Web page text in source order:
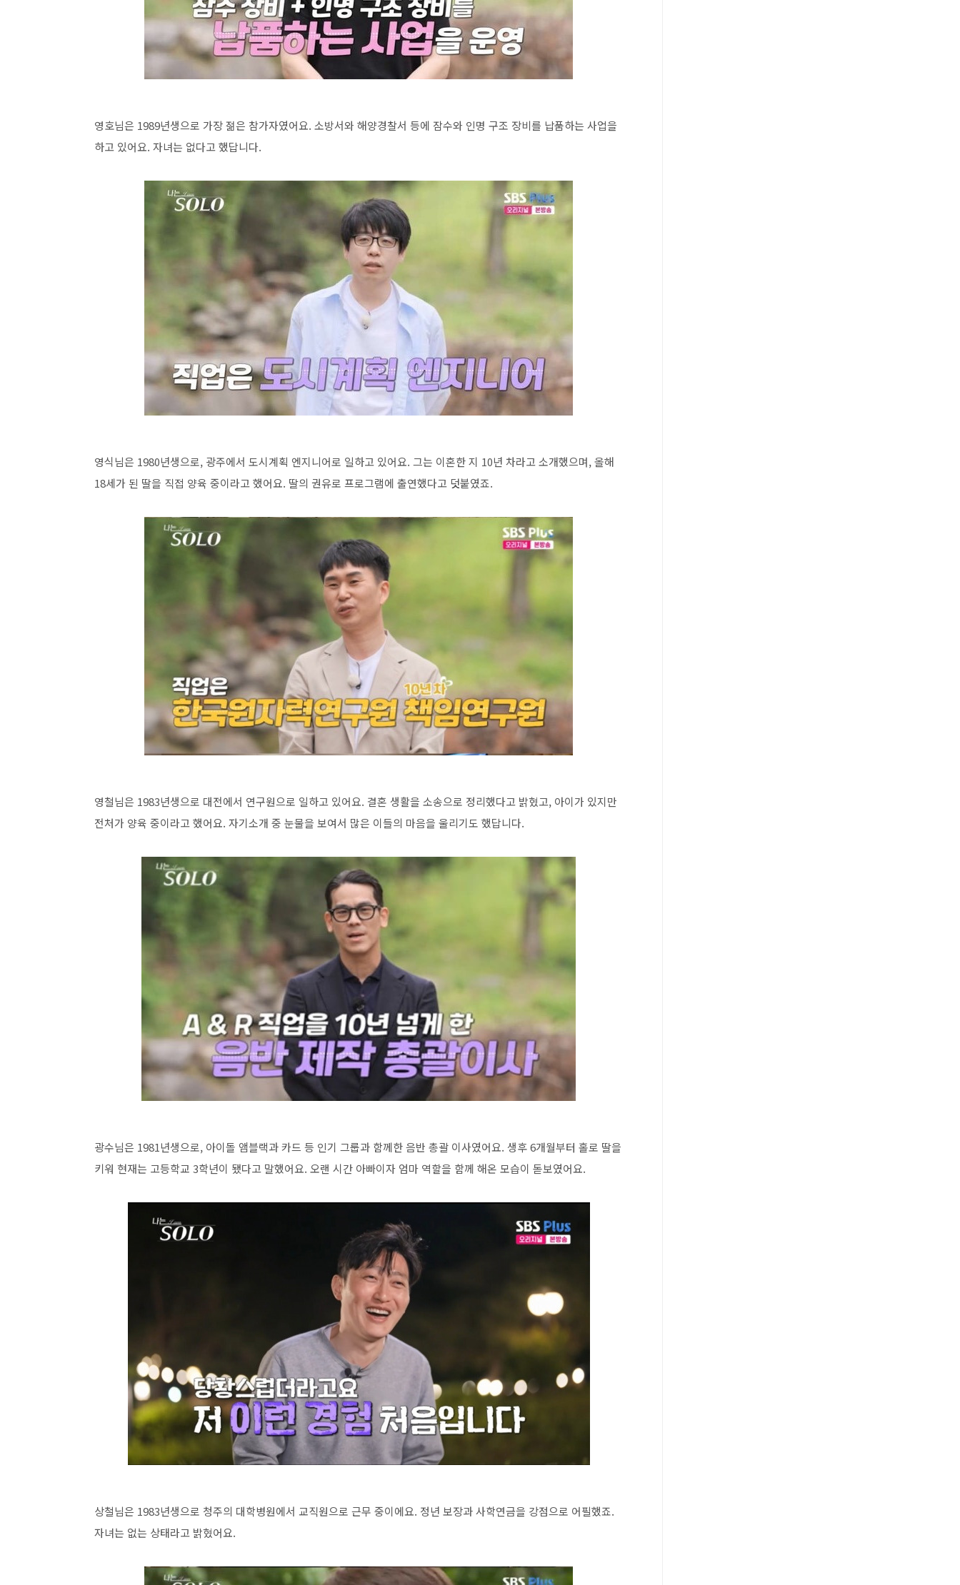
영호님은 1989년생으로 가장 젊은 참가자였어요. 소방서와 해양경찰서 등에 잠수와 인명 구조 장비를 납품하는 사업을
하고 있어요. 자녀는 없다고 했답니다.
영식님은 1980년생으로, 광주에서 도시계획 엔지니어로 일하고 있어요. 그는 이혼한 지 10년 차라고 소개했으며, 올해
18세가 된 딸을 직접 양육 중이라고 했어요. 딸의 권유로 프로그램에 출연했다고 덧붙였죠.
영철님은 1983년생으로 대전에서 연구원으로 일하고 있어요. 결혼 생활을 소송으로 정리했다고 밝혔고, 아이가 있지만
전처가 양육 중이라고 했어요. 자기소개 중 눈물을 보여서 많은 이들의 마음을 울리기도 했답니다.
광수님은 1981년생으로, 아이돌 앰블랙과 카드 등 인기 그룹과 함께한 음반 총괄 이사였어요. 생후 6개월부터 홀로 딸을
키워 현재는 고등학교 3학년이 됐다고 말했어요. 오랜 시간 아빠이자 엄마 역할을 함께 해온 모습이 돋보였어요.
상철님은 1983년생으로 청주의 대학병원에서 교직원으로 근무 중이에요. 정년 보장과 사학연금을 강점으로 어필했죠.
자녀는 없는 상태라고 밝혔어요.